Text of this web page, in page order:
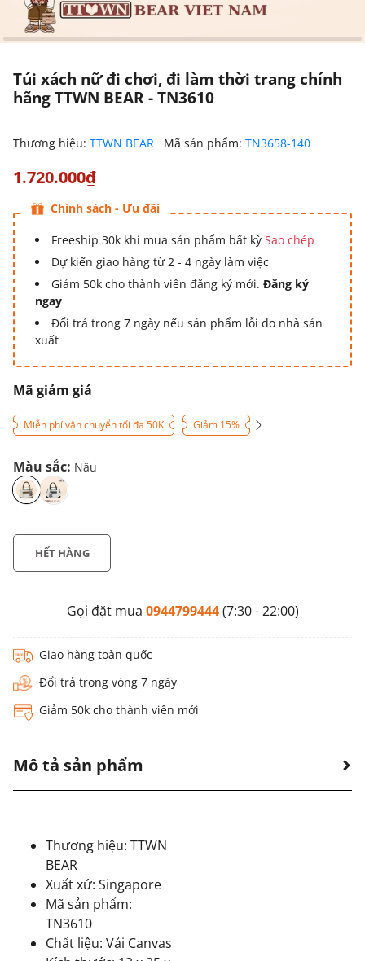
Túi xách nữ đi chơi, đi làm thời trang chính
hãng TTWN BEAR - TN3610
Thương hiệu: TTWN BEAR Mã sản phẩm: TN3658-140
1.720.000₫
Chính sách - Ưu đãi
Freeship 30k khi mua sản phẩm bất kỳ Sao chép
Dự kiến giao hàng từ 2 - 4 ngày làm việc
Giảm 50k cho thành viên đăng ký mới. Đăng ký
ngay
Đổi trả trong 7 ngày nếu sản phẩm lỗi do nhà sản
xuất
Mã giảm giá
Miễn phí vận chuyển tối đa 50K Giảm 15%
Màu sắc: Nâu
HẾT HÀNG
Gọi đặt mua 0944799444(7:30 - 22:00)
Giao hàng toàn quốc
Đổi trả trong vòng 7 ngày
Giảm 50k cho thành viên mới
Mô tả sản phẩm
Thương hiệu: TTWN
BEAR
Xuất xứ: Singapore
Mã sản phẩm:
TN3610
Chất liệu: Vải Canvas